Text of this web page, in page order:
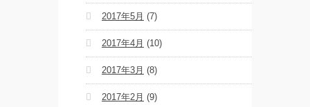
2017年5月 (7)
2017年4月 (10)
2017年3月 (8)
2017年2月 (9)